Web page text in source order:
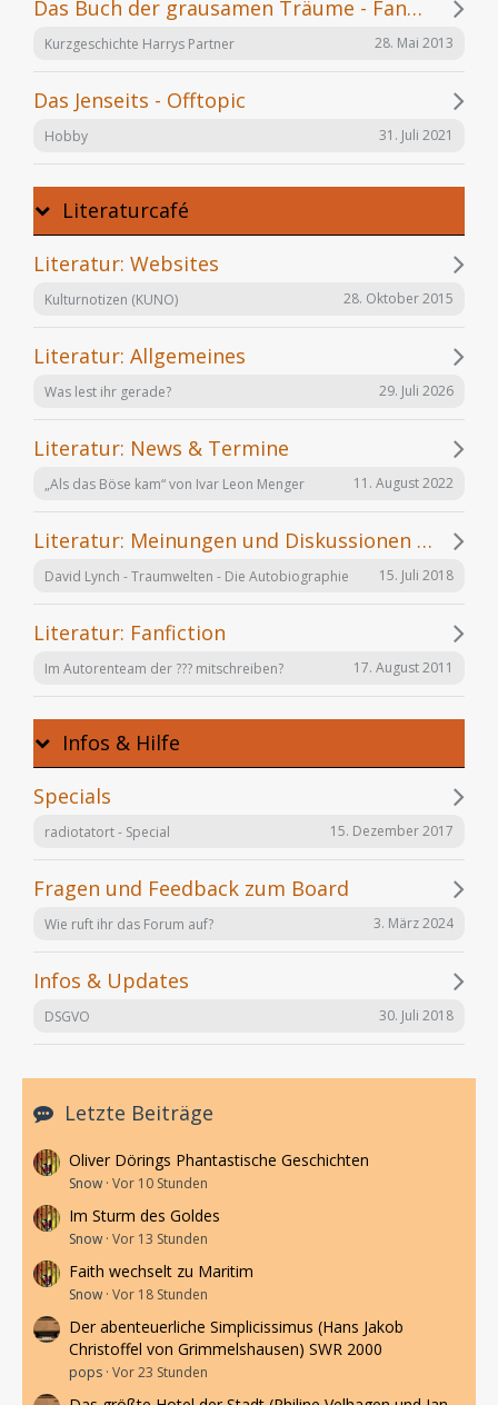
Das Buch der grausamen Träume - Fanfiction
Kurzgeschichte Harrys Partner 28. Mai 2013
Das Jenseits - Offtopic
Hobby 31. Juli 2021
Literaturcafé
Literatur: Websites
Kulturnotizen (KUNO) 28. Oktober 2015
Literatur: Allgemeines
Was lest ihr gerade? 29. Juli 2026
Literatur: News & Termine
„Als das Böse kam“ von Ivar Leon Menger 11. August 2022
Literatur: Meinungen und Diskussionen zu einzelnen Büchern
David Lynch - Traumwelten - Die Autobiographie 15. Juli 2018
Literatur: Fanfiction
Im Autorenteam der ??? mitschreiben? 17. August 2011
Infos & Hilfe
Specials
radiotatort - Special 15. Dezember 2017
Fragen und Feedback zum Board
Wie ruft ihr das Forum auf? 3. März 2024
Infos & Updates
DSGVO 30. Juli 2018
Letzte Beiträge
Oliver Dörings Phantastische Geschichten
Snow Vor 10 Stunden
Im Sturm des Goldes
Snow Vor 13 Stunden
Faith wechselt zu Maritim
Snow Vor 18 Stunden
Der abenteuerliche Simplicissimus (Hans Jakob
Christoffel von Grimmelshausen) SWR 2000
pops Vor 23 Stunden